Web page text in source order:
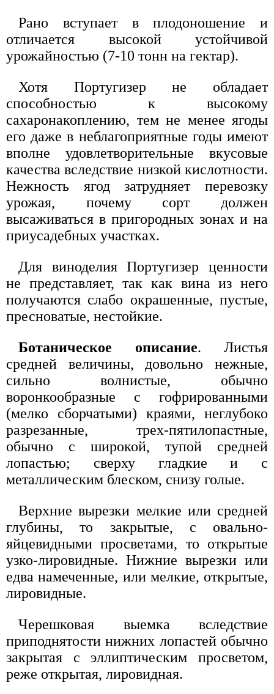
Рано вступает в плодоношение и
отличается высокой устойчивой
урожайностью (7-10 тонн на гектар).
Хотя Португизер не обладает
способностью к высокому
сахаронакоплению, тем не менее ягоды
его даже в неблагоприятные годы имеют
вполне удовлетворительные вкусовые
качества вследствие низкой кислотности.
Нежность ягод затрудняет перевозку
урожая, почему сорт должен
высаживаться в пригородных зонах и на
приусадебных участках.
Для виноделия Португизер ценности
не представляет, так как вина из него
получаются слабо окрашенные, пустые,
пресноватые, нестойкие.
Ботаническое описание. Листья
средней величины, довольно нежные,
сильно волнистые, обычно
воронкообразные с гофрированными
(мелко сборчатыми) краями, неглубоко
разрезанные, трех-пятилопастные,
обычно с широкой, тупой средней
лопастью; сверху гладкие и с
металлическим блеском, снизу голые.
Верхние вырезки мелкие или средней
глубины, то закрытые, с овально-
яйцевидными просветами, то открытые
узко-лировидные. Нижние вырезки или
едва намеченные, или мелкие, открытые,
лировидные.
Черешковая выемка вследствие
приподнятости нижних лопастей обычно
закрытая с эллиптическим просветом,
реже открытая, лировидная.